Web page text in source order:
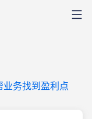
务找到盈利点